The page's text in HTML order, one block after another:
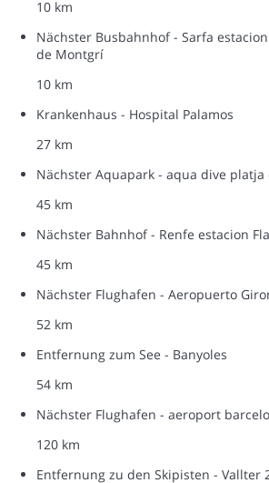
10 km
Nächster Busbahnhof - Sarfa
de Montgrí
10 km
Krankenhaus - Hospital Palamos
27 km
Nächster Aquapark - aqua dive platja
45 km
Nächster Bahnhof - Renfe estacion
45 km
Nächster Flughafen - Aeropuerto
52 km
Entfernung zum See - Banyoles
54 km
Nächster Flughafen - aeroport
120 km
Entfernung zu den Skipisten - Vallter